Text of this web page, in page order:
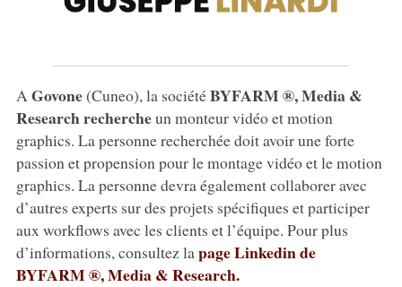
A Govone(Cuneo), la sociétéBYFARM ®, Media &
Research rechercheun monteur vidéo et motion
graphics. La personne recherchée doit avoir une forte
passion et propension pour le montage vidéo et le motion
graphics. La personne devra également collaborer avec
d’autres experts sur des projets spécifiques et participer
aux workflows avec les clients et l’équipe. Pour plus
d’informations, consultez la page Linkedin de
BYFARM ®, Media & Research.